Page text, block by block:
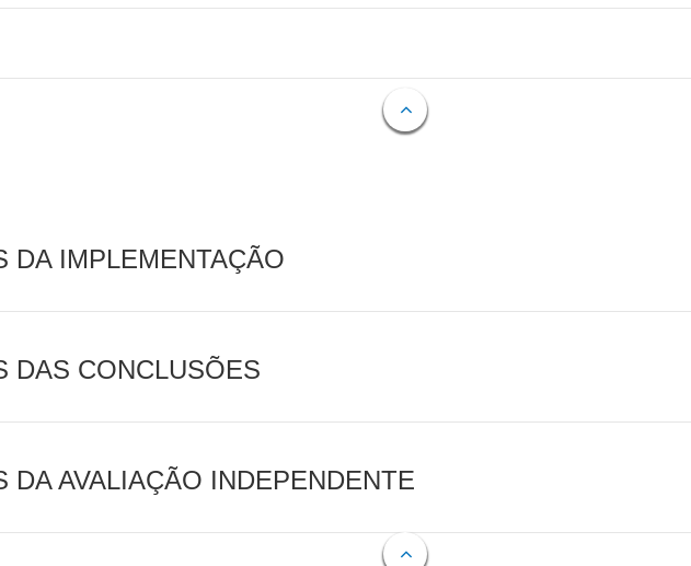
DA IMPLEMENTAÇÃO
DAS CONCLUSÕES
DA AVALIAÇÃO INDEPENDENTE